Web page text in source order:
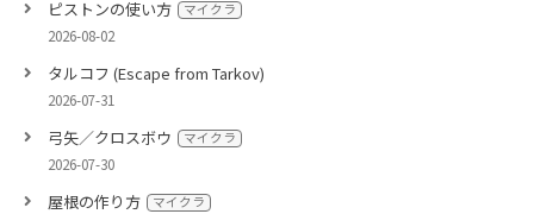
ピストンの使い方 マイクラ
2026-08-02
タルコフ (Escape from Tarkov)
2026-07-31
弓矢／クロスボウ マイクラ
2026-07-30
屋根の作り方 マイクラ